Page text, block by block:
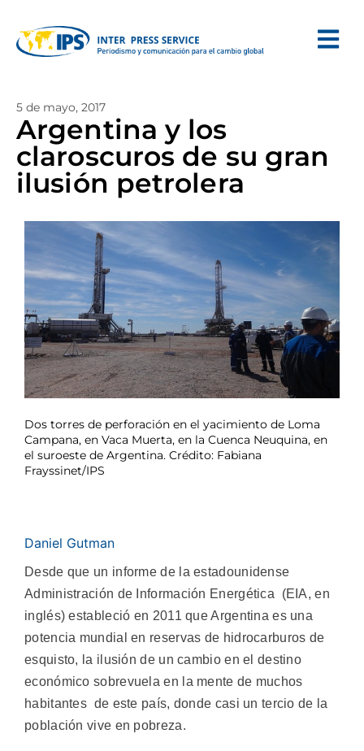
5 de mayo, 2017
Argentina y los
claroscuros de su gran
ilusión petrolera
Dos torres de perforación en el yacimiento de Loma
Campana, en Vaca Muerta, en la Cuenca Neuquina, en
el suroeste de Argentina. Crédito: Fabiana
Frayssinet/IPS
Daniel Gutman
Desde que un informe de la estadounidense
Administración de Información Energética (EIA, en
inglés) estableció en 2011 que Argentina es una
potencia mundial en reservas de hidrocarburos de
esquisto, la ilusión de un cambio en el destino
económico sobrevuela en la mente de muchos
habitantes de este país, donde casi un tercio de la
población vive en pobreza.